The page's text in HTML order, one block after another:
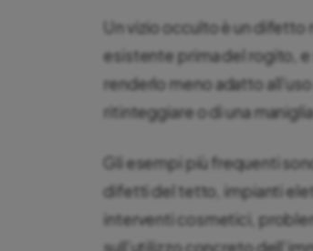
Un vizio occulto è un
esistente prima del rogito,
renderlo meno adatto
ritinteggiare o di una
Gli esempi più frequenti
difetti del tetto, impianti
interventi cosmetici,